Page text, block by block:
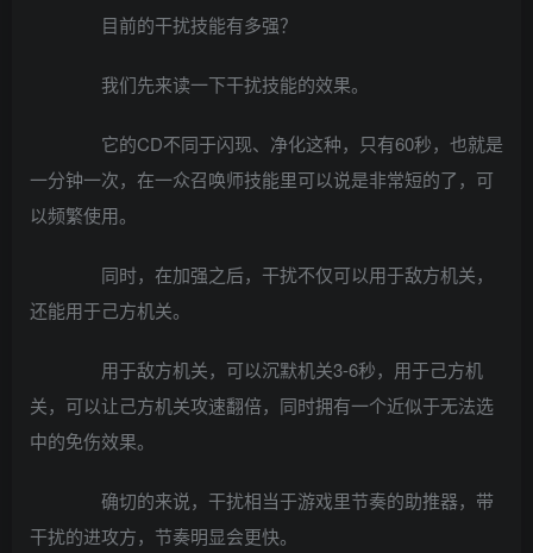
目前的干扰技能有多强？
我们先来读一下干扰技能的效果。
它的CD不同于闪现、净化这种，只有60秒，也就是
一分钟一次，在一众召唤师技能里可以说是非常短的了，可
以频繁使用。
同时，在加强之后，干扰不仅可以用于敌方机关，
还能用于己方机关。
用于敌方机关，可以沉默机关3-6秒，用于己方机
关，可以让己方机关攻速翻倍，同时拥有一个近似于无法选
中的免伤效果。
确切的来说，干扰相当于游戏里节奏的助推器，带
干扰的进攻方，节奏明显会更快。